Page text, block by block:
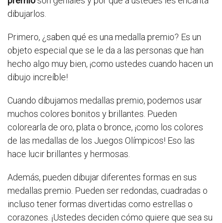
dibujarlos.
Primero, ¿saben qué es una medalla premio? Es un
objeto especial que se le da a las personas que han
hecho algo muy bien, ¡como ustedes cuando hacen un
dibujo increíble!
Cuando dibujamos medallas premio, podemos usar
muchos colores bonitos y brillantes. Pueden
colorearla de oro, plata o bronce, ¡como los colores
de las medallas de los Juegos Olímpicos! Eso las
hace lucir brillantes y hermosas.
Además, pueden dibujar diferentes formas en sus
medallas premio. Pueden ser redondas, cuadradas o
incluso tener formas divertidas como estrellas o
corazones. ¡Ustedes deciden cómo quiere que sea su